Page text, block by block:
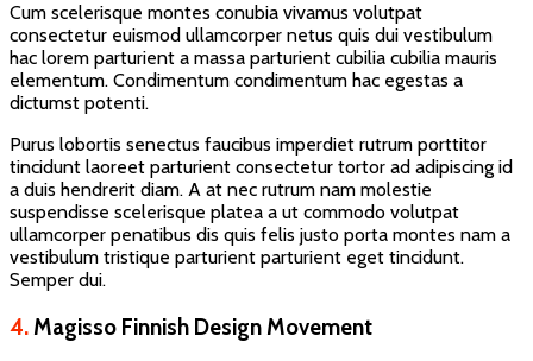
Cum scelerisque montes conubia vivamus volutpat
consectetur euismod ullamcorper netus quis dui vestibulum
hac lorem parturient a massa parturient cubilia cubilia mauris
elementum. Condimentum condimentum hac egestas a
dictumst potenti.
Purus lobortis senectus faucibus imperdiet rutrum porttitor
tincidunt laoreet parturient consectetur tortor ad adipiscing id
a duis hendrerit diam. A at nec rutrum nam molestie
suspendisse scelerisque platea a ut commodo volutpat
ullamcorper penatibus dis quis felis justo porta montes nam a
vestibulum tristique parturient parturient eget tincidunt.
Semper dui.
4.Magisso Finnish Design Movement